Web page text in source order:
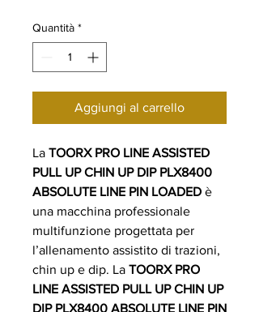
Quantità *
Aggiungi al carrello
La TOORX PRO LINE ASSISTED
PULL UP CHIN UP DIP PLX8400
ABSOLUTE LINE PIN LOADED è
una macchina professionale
multifunzione progettata per
l’allenamento assistito di trazioni,
chin up e dip. La TOORX PRO
LINE ASSISTED PULL UP CHIN UP
DIP PLX8400 ABSOLUTE LINE PIN